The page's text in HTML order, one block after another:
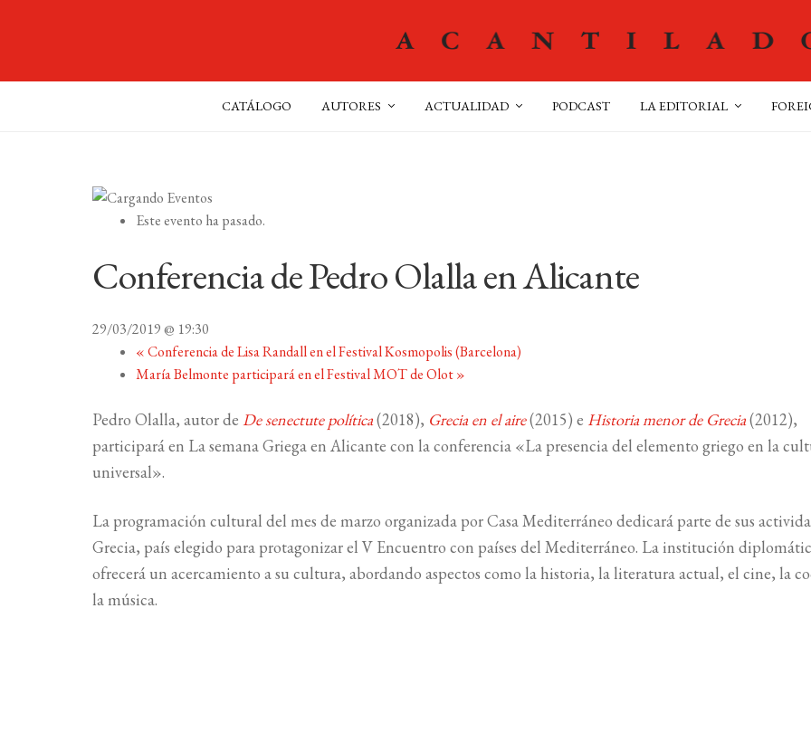
CATÁLOGO AUTORES ACTUALIDAD PODCAST LA EDITORIAL
Este evento ha pasado.
Conferencia de Pedro Olalla en Alicante
29/03/2019 @ 19:30
«Conferencia de Lisa Randall en el Festival Kosmopolis (Barcelona)
María Belmonte participará en el Festival MOT de Olot»
Pedro Olalla, autor deDe senectute política(2018), Grecia en el aire(2015) e Historia menor de Grecia(2012),
participará en La semana Griega en Alicante con la conferencia «La presencia del elemento griego en la
universal».
La programación cultural del mes de marzo organizada por Casa Mediterráneo dedicará parte de sus
Grecia, país elegido para protagonizar el V Encuentro con países del Mediterráneo. La institución
ofrecerá un acercamiento a su cultura, abordando aspectos como la historia, la literatura actual, el cine, la
la música.